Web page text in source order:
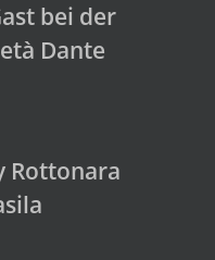
bei der
Dante
Rottonara